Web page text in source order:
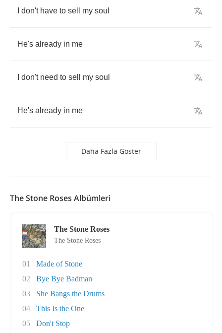
don't have to sell my soul
He's already in me
don't need to sell my soul
He's already in me
Daha Fazla Göster
The Stone Roses Albümleri
The Stone Roses
The Stone Roses
01
Made of Stone
02
Bye Bye Badman
03
She Bangs the Drums
04
This Is the One
05
Don't Stop